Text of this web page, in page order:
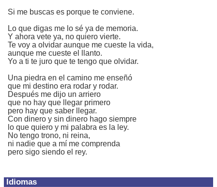
Idiomas
Si me buscas es porque te conviene.
Lo que digas me lo sé ya de memoria.
Y ahora vete ya, no quiero vierte.
Te voy a olvidar aunque me cueste la vida,
aunque me cueste el llanto.
Yo a ti te juro que te tengo que olvidar.
Una piedra en el camino me enseñó
que mi destino era rodar y rodar.
Después me dijo un arriero
que no hay que llegar primero
pero hay que saber llegar.
Con dinero y sin dinero hago siempre
lo que quiero y mi palabra es la ley.
No tengo trono, ni reina,
ni nadie que a mí me comprenda
pero sigo siendo el rey.